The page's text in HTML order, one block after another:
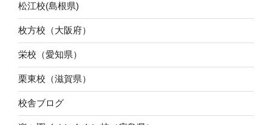
松江校(島根県)
枚方校（大阪府）
栄校（愛知県）
栗東校（滋賀県）
校舎ブログ